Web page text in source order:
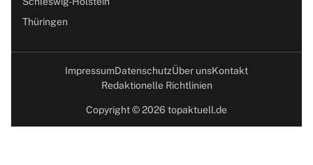
Thüringen
ImpressumDatenschutzÜber unsKontakt
Redaktionelle Richtlinien
Copyright © 2026 topaktuell.de